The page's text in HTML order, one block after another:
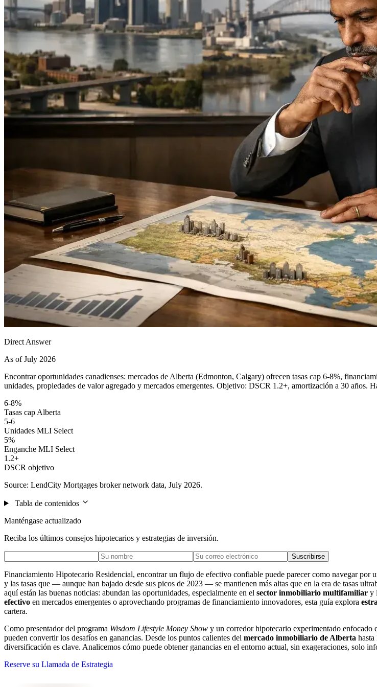
Direct Answer
As of July 2026
Encontrar oportunidades canadienses: mercados de Alberta (Edmonton, Calgary) ofrecen tasas cap 6-8%,
unidades, propiedades de valor agregado y mercados emergentes. Objetivo: DSCR 1.2+, amortización a 30 años.
6-8%
Tasas cap Alberta
5-6
Unidades MLI Select
5%
Enganche MLI Select
1.2+
DSCR objetivo
Source: LendCity Mortgages broker network data, July 2026.
Tabla de contenidos
Manténgase actualizado
Reciba los últimos consejos hipotecarios y estrategias de inversión.
Suscribirse
Financiamiento Hipotecario Residencial, encontrar un flujo de efectivo confiable puede parecer como navegar
y las tasas que — aunque han bajado desde sus picos de 2023 — se mantienen más altas que en la era de tasas
aquí están las buenas noticias: abundan las oportunidades, especialmente en el sector inmobiliario multifamiliar y
efectivo en mercados emergentes o aprovechando programas de financiamiento innovadores, esta guía explora
cartera.
Como presentador del programa Wisdom Lifestyle Money Show y un corredor hipotecario experimentado enfocado
pueden convertir los desafíos en ganancias. Desde los puntos calientes del mercado inmobiliario de Alberta
diversificación es clave. Analicemos cómo puede obtener ganancias en el entorno actual, sin exageraciones, solo
Reserve su Llamada de Estrategia